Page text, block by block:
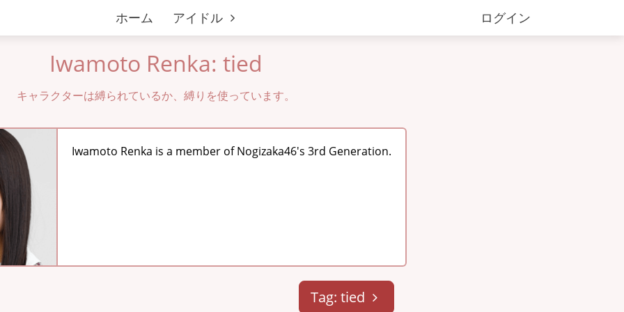
ログイン
ホーム アイドル
Iwamoto Renka: tied
キャラクターは縛られているか、縛りを使っています。
Iwamoto Renka is a member of Nogizaka46's 3rd Generation.
Tag: tied